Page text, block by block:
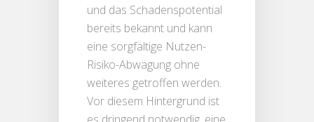
und das Schadenspotential
bereits bekannt und kann
eine sorgfältige Nutzen-
Risiko-Abwägung ohne
weiteres getroffen werden.
Vor diesem Hintergrund ist